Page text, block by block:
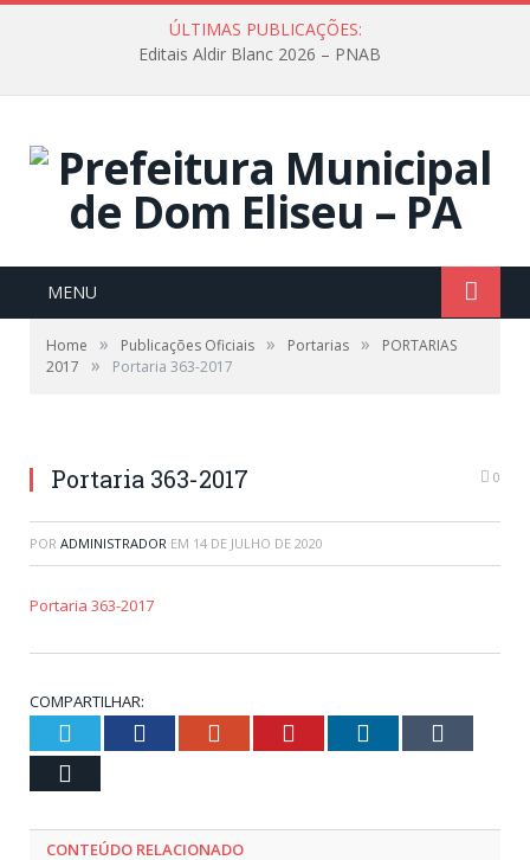
ÚLTIMAS PUBLICAÇÕES:
Editais Aldir Blanc 2026 – PNAB
MENU
Home » Publicações Oficiais » Portarias »
PORTARIAS
2017
» Portaria 363-2017
Portaria 363-2017 0
POR ADMINISTRADOR EM 14 DE JULHO DE 2020
Portaria 363-2017
COMPARTILHAR:
Twitter Facebook Google+ Pinterest LinkedIn
CONTEÚDO RELACIONADO